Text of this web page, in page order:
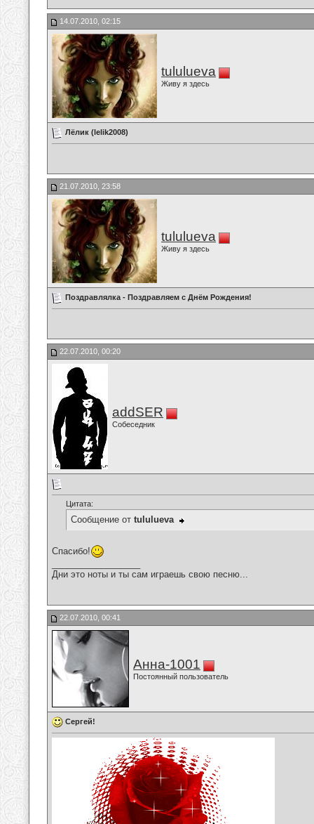
14.07.2010, 02:15
tululueva
Живу я здесь
Лёлик (lelik2008)
21.07.2010, 23:58
tululueva
Живу я здесь
Поздравлялка - Поздравляем с Днём Рождения!
22.07.2010, 00:20
addSER
Собеседник
Цитата:
Сообщение от tululueva
Спасибо!
Дни это ноты и ты сам играешь свою песню...
22.07.2010, 00:41
Анна-1001
Постоянный пользователь
Сергей!